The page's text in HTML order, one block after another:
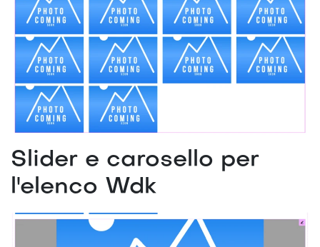
Slider e carosello per
l'elenco Wdk